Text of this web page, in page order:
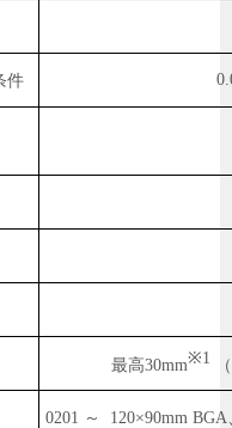
件
最高30mm※1
0201 ～ 120×90mm